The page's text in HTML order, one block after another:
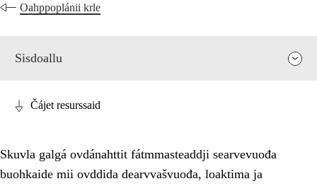
Oahppoplánii krle
Sisdoallu
Čájet resurssaid
Skuvla galgá ovdánahttit fátmmasteaddji searvevuođa
buohkaide mii ovddida dearvvašvuođa, loaktima ja